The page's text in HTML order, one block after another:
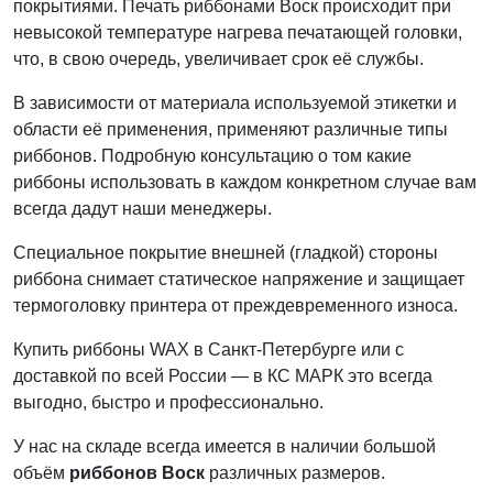
покрытиями. Печать риббонами Воск происходит при
невысокой температуре нагрева печатающей головки,
что, в свою очередь, увеличивает срок её службы.
В зависимости от материала используемой этикетки и
области её применения, применяют различные типы
риббонов. Подробную консультацию о том какие
риббоны использовать в каждом конкретном случае вам
всегда дадут наши менеджеры.
Специальное покрытие внешней (гладкой) стороны
риббона снимает статическое напряжение и защищает
термоголовку принтера от преждевременного износа.
Купить риббоны WAX в Санкт-Петербурге или с
доставкой по всей России — в КС МАРК это всегда
выгодно, быстро и профессионально.
У нас на складе всегда имеется в наличии большой
объём риббонов Воск различных размеров.